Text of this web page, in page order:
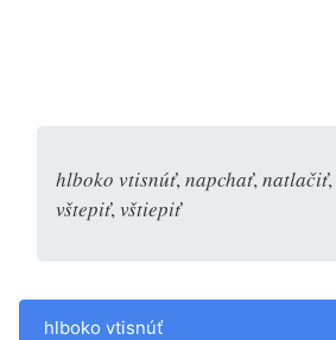
hlboko vtisnúť, napchať, natlačiť,
vštepiť, vštiepiť
hlboko vtisnúť